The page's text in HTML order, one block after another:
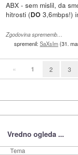
ABX - sem mislil, da
hitrosti (DO 3,6mbps!)
Zgodovina sprememb…
spremenil:SaXsIm(31.
« 1 2 3
Vredno ogleda ...
Tema